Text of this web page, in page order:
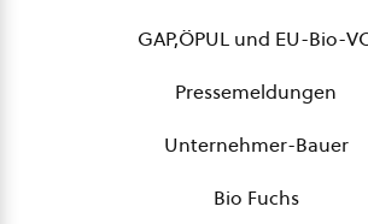
GAP,ÖPUL und EU-Bio-
Pressemeldungen
Unternehmer-Bauer
Bio Fuchs